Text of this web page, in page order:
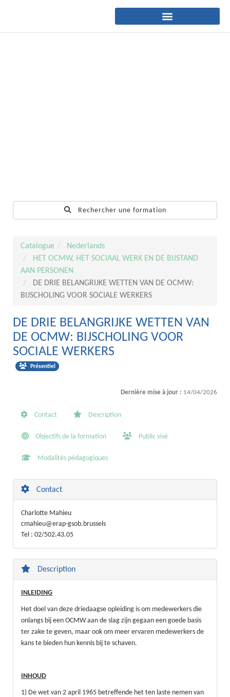
Rechercher une formation
Catalogue
Nederlands
HET OCMW, HET SOCIAAL WERK EN DE BIJSTAND
AAN PERSONEN
DE DRIE BELANGRIJKE WETTEN VAN DE OCMW:
BIJSCHOLING VOOR SOCIALE WERKERS
DE DRIE BELANGRIJKE WETTEN VAN
DE OCMW: BIJSCHOLING VOOR
SOCIALE WERKERS
Présentiel
Dernière mise à jour : 14/04/2026
Contact Description
Objectifs de la formation Public visé
Modalités pédagogiques
Contact
Charlotte Mahieu
cmahieu@erap-gsob.brussels
Tel : 02/502.43.05
Description
INLEIDING
Het doel van deze driedaagse opleiding is om medewerkers die
onlangs bij een OCMW aan de slag zijn gegaan een goede basis
ter zake te geven, maar ook om meer ervaren medewerkers de
kans te bieden hun kennis bij te schaven.
INHOUD
1) De wet van 2 april 1965 betreffende het ten laste nemen van